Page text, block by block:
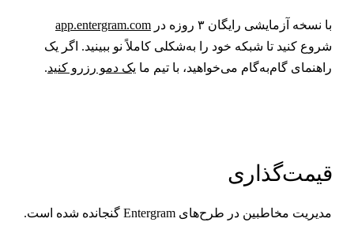
نسخه آزمایشی رایگان ۳ روزه در
app.entergram.com
کنید تا شبکه خود را به‌شکلی کاملاً نو ببینید. اگر یک
گام‌به‌گام می‌خواهید، با تیم مایک دمو رزرو کنید
مدیریت مخاطبین در طرح‌های Entergram گنجانده شده است.